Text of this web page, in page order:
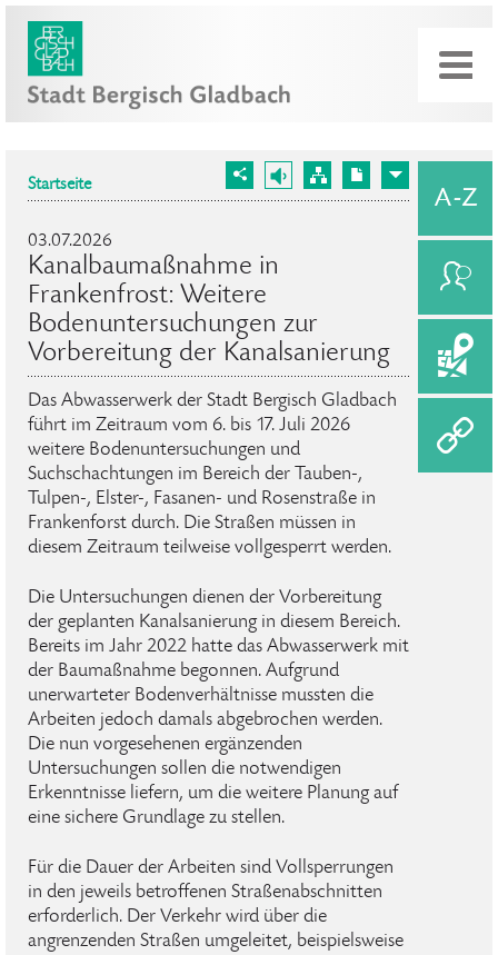
Startseite
03.07.2026
Kanalbaumaßnahme in
Frankenfrost: Weitere
Bodenuntersuchungen zur
Vorbereitung der Kanalsanierung
Das Abwasserwerk der Stadt Bergisch Gladbach
führt im Zeitraum vom 6. bis 17. Juli 2026
weitere Bodenuntersuchungen und
Suchschachtungen im Bereich der Tauben-,
Tulpen-, Elster-, Fasanen- und Rosenstraße in
Frankenforst durch. Die Straßen müssen in
diesem Zeitraum teilweise vollgesperrt werden.
Die Untersuchungen dienen der Vorbereitung
der geplanten Kanalsanierung in diesem Bereich.
Bereits im Jahr 2022 hatte das Abwasserwerk mit
der Baumaßnahme begonnen. Aufgrund
unerwarteter Bodenverhältnisse mussten die
Arbeiten jedoch damals abgebrochen werden.
Die nun vorgesehenen ergänzenden
Untersuchungen sollen die notwendigen
Erkenntnisse liefern, um die weitere Planung auf
eine sichere Grundlage zu stellen.
Für die Dauer der Arbeiten sind Vollsperrungen
in den jeweils betroffenen Straßenabschnitten
erforderlich. Der Verkehr wird über die
angrenzenden Straßen umgeleitet, beispielsweise